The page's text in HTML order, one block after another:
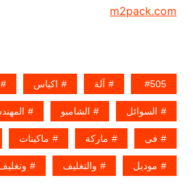
m2pack.com
505 آلة اكياس
السوائل الشامبو
فى ماركة ماكينات
موديل والتغليف